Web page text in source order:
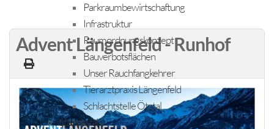
Parkraumbewirtschaftung
Infrastruktur
Raumordnungskonzept
Bauverbotsflächen
Unser Rauchfangkehrer
Tierarztpraxis Längenfeld
Schlachtstelle Ötztal
Standesfälle
Advent Längenfeld - Runhof